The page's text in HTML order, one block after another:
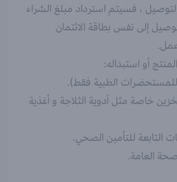
، فسيتم استرداد مبلغ الشراء
إلى نفس بطاقة الائتمان
أو استبداله:
(للمستحضرات الطبية فقط).
خاصة مثل أدوية الثلاجة و أغذية
التابعة للتأمين الصحي.
العامة.